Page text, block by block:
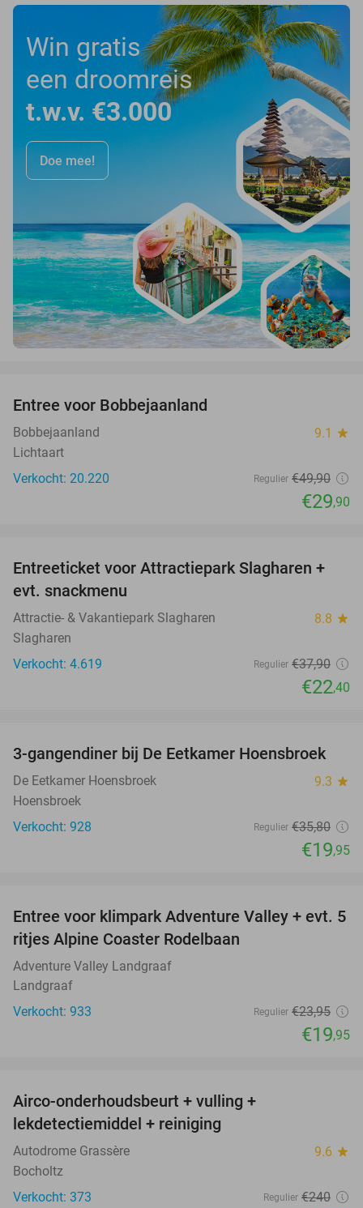
Win gratis
een droomreis
t.w.v. €3.000
Doe mee!
Entree voor Bobbejaanland
Bobbejaanland 9.1 star
Lichtaart
Verkocht: 20.220
Regulier €49,90
€29,90
41%
Entreeticket voor Attractiepark Slagharen +
evt. snackmenu
Attractie- & Vakantiepark Slagharen 8.8 star
Slagharen
Verkocht: 4.619
Regulier €37,90
€22,40
44%
3-gangendiner bij De Eetkamer Hoensbroek
De Eetkamer Hoensbroek 9.3 star
Hoensbroek
Verkocht: 928
Regulier €35,80
€19,95
17%
Entree voor klimpark Adventure Valley + evt. 5
ritjes Alpine Coaster Rodelbaan
Adventure Valley Landgraaf
Landgraaf
Verkocht: 933
Regulier €23,95
€19,95
Airco-onderhoudsbeurt + vulling +
lekdetectiemiddel + reiniging
Autodrome Grassère 9.6 star
Bocholtz
Verkocht: 373
Regulier €240